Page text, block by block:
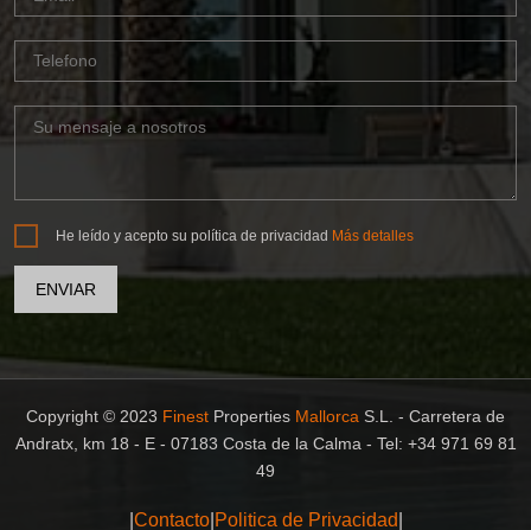
He leído y acepto su política de privacidad Más detalles
Copyright © 2023 Finest Properties Mallorca S.L. - Carretera de
Andratx, km 18 - E - 07183 Costa de la Calma - Tel: +34 971 69 81
49
Contacto| Politica de Privacidad